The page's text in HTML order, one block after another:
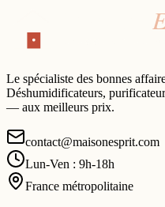
Le spécialiste des bonnes
Déshumidificateurs,
— aux meilleurs prix.
contact@maisonesprit.com
Lun-Ven : 9h-18h
France métropolitaine